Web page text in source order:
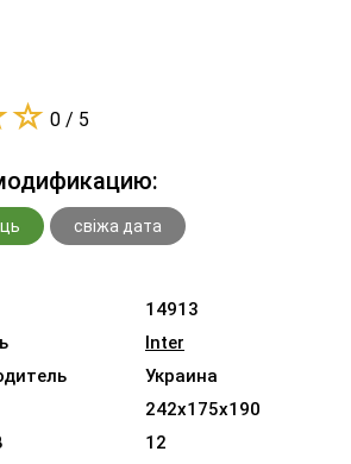
0 / 5
свіжа дата
14913
Inter
Украина
242x175x190
12